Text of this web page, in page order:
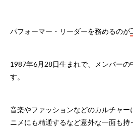
パフォーマー・リーダーを務めるのが
1987年6月28日生まれで、メンバー
す。
音楽やファッションなどのカルチャ
ニメにも精通するなど意外な一面も持